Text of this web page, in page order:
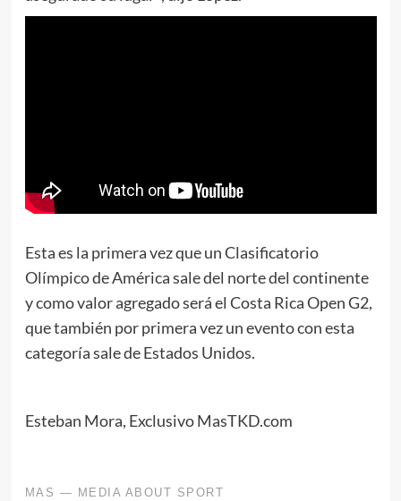
Esta es la primera vez que un Clasificatorio
Olímpico de América sale del norte del continente
y como valor agregado será el Costa Rica Open G2,
que también por primera vez un evento con esta
categoría sale de Estados Unidos.
Esteban Mora, Exclusivo MasTKD.com